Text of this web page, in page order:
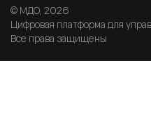
© МДО, 2026
Цифровая платформа для
Все права защищены